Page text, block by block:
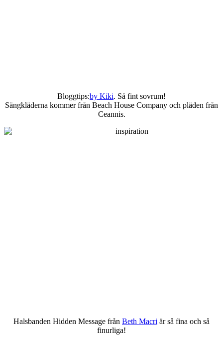
Bloggtips:by Kiki. Så fint sovrum!
Sängkläderna kommer från Beach House Company och pläden från
Ceannis.
Halsbanden Hidden Message från Beth Macri är så fina och så
finurliga!